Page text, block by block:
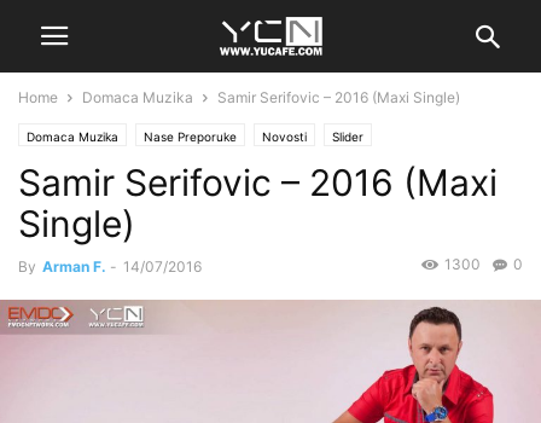
Home Domaca Muzika Samir Serifovic – 2016 (Maxi Single)
Domaca Muzika Nase Preporuke Novosti Slider
Samir Serifovic – 2016 (Maxi
Single)
By Arman F. - 14/07/2016 0
1300